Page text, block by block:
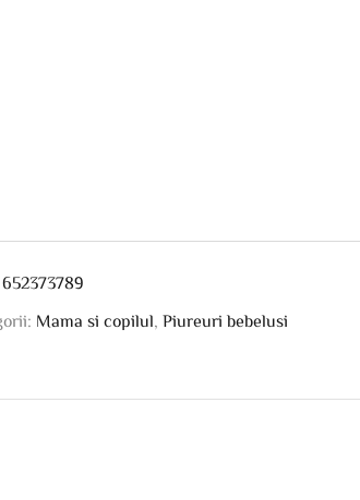
652373789
Mama si copilul ,Piureuri bebelusi